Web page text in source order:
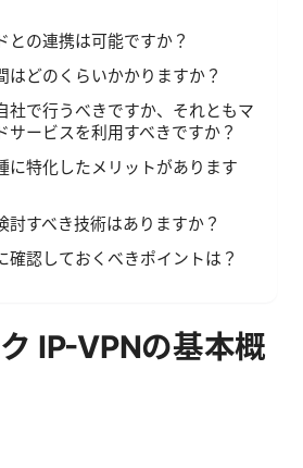
との連携は可能ですか？
はどのくらいかかりますか？
社で行うべきですか、それともマ
サービスを利用すべきですか？
に特化したメリットがあります
討すべき技術はありますか？
確認しておくべきポイントは？
IP-VPNの基本概